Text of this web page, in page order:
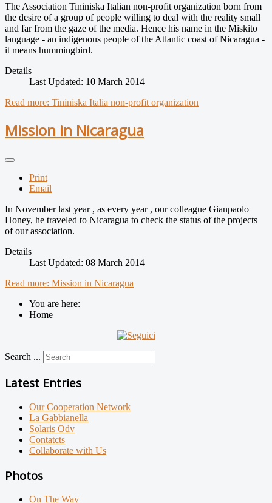
The Association Tininiska Italian non-profit organization born from
the desire of a group of people willing to deal with the reality small
and far from the gaze of the media. Hence his name in the Miskito
language - an indigenous people of the Atlantic coast of Nicaragua -
it means hummingbird.
Details
Last Updated: 10 March 2014
Read more: Tininiska Italia non-profit organization
Mission in Nicaragua
Print
Email
In November last year , as every year , our colleague Gianpaolo
Honey, he traveled to Nicaragua to check the status of the projects
of our association.
Details
Last Updated: 08 March 2014
Read more: Mission in Nicaragua
You are here:
Home
Search ...
Latest Entries
Our Cooperation Network
La Gabbianella
Solaris Odv
Contatcts
Collaborate with Us
Photos
On The Way